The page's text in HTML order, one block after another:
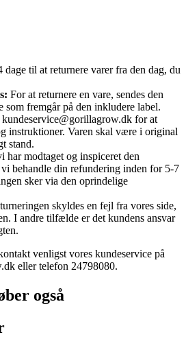
dage til at returnere varer fra den dag, du
For at returnere en vare, sendes den
som fremgår på den inkludere label.
for at
instruktioner. Varen skal være i original
stand.
har modtaget og inspiceret den
behandle din refundering inden for 5-7
sker via den oprindelige
skyldes en fejl fra vores side,
I andre tilfælde er det kundens ansvar
venligst vores kundeservice på
eller telefon 24798080.
også